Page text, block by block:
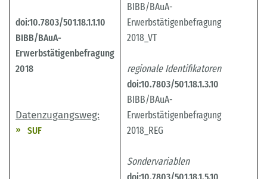
doi:10.7803/501.18.1.1.10
BIBB/BAuA-
Erwerbstätigenbefragung
2018
Datenzugangsweg:
SUF
BIBB/BAuA-
Erwerbstätigenbefragung
2018_VT
regionale Identifikatoren
doi:10.7803/501.18.1.3.10
BIBB/BAuA-
Erwerbstätigenbefragung
2018_REG
Sondervariablen